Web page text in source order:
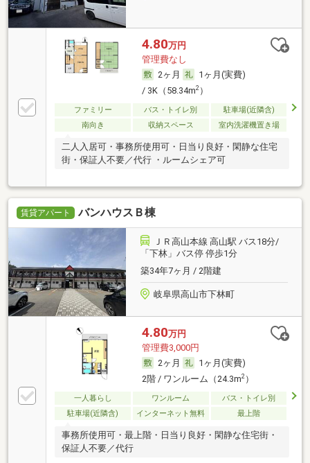
4.80万円
管理費なし
2ヶ月
1ヶ月(実費)
/ 3K（58.34m2）
ファミリー バス・トイレ別
駐車場(近隣含)
南向き
収納スペース 室内洗濯機置き場
二人入居可・事務所使用可・日当り良好・閑静な住宅
街・保証人不要／代行 ・ルームシェア可
賃貸アパート バンハウスＢ棟
ＪＲ高山本線 高山駅 バス18分/
「下林」バス停 停歩1分
築34年7ヶ月 / 2階建
岐阜県高山市下林町
4.80万円
管理費3,000円
2ヶ月
1ヶ月(実費)
2階 / ワンルーム（24.3m2）
一人暮らし ワンルーム
バス・トイレ別
駐車場(近隣含)
インターネット無料 最上階
事務所使用可・最上階・日当り良好・閑静な住宅街・
保証人不要／代行